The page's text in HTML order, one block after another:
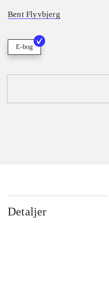
Bent Flyvbjerg
E-bog
Detaljer